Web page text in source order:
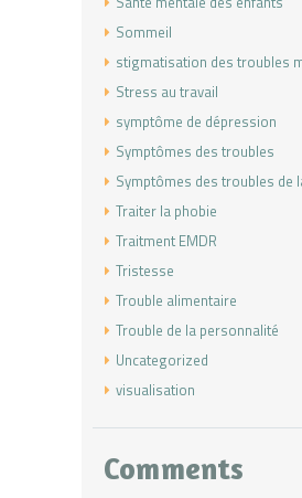
Sommeil
stigmatisation des troubles
Stress au travail
symptôme de dépression
Symptômes des troubles
Symptômes des troubles de
Traiter la phobie
Traitment EMDR
Tristesse
Trouble alimentaire
Trouble de la personnalité
Uncategorized
visualisation
Comments